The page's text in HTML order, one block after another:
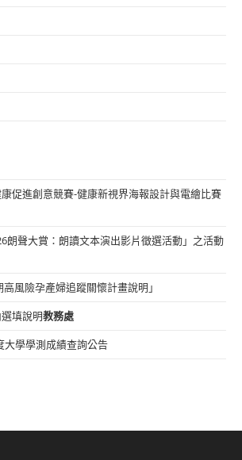
促進創意競賽-健康新視界海報設計與電繪比賽
朗聲大賞：朗讀文本演出影片徵選活動」之活動
風險孕產婦追蹤關懷計畫說明」
填說明教務處
大學學測成績查詢公告